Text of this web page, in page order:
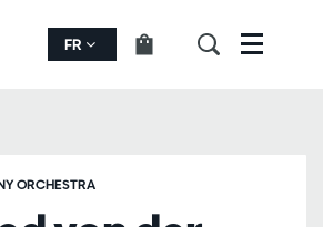
FR Menu
ORCHESTRA